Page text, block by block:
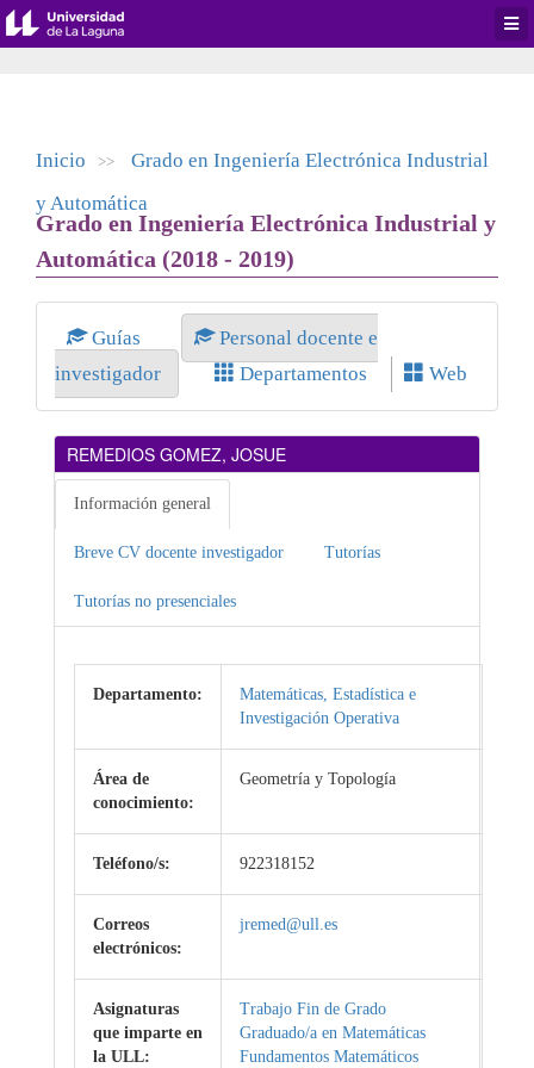
Inicio >>
Grado en Ingeniería Electrónica Industrial
y Automática
Grado en Ingeniería Electrónica Industrial y
Automática (2018 - 2019)
Guías
Personal docente e
investigador
Departamentos Web
REMEDIOS GOMEZ, JOSUE
Información general
Breve CV docente investigador Tutorías
Tutorías no presenciales
Departamento:
Matemáticas, Estadística e
Investigación Operativa
Área de
conocimiento:
Geometría y Topología
Teléfono/s: 922318152
Correos
electrónicos:
jremed@ull.es
Asignaturas
que imparte en
la ULL:
Trabajo Fin de Grado
Graduado/a en Matemáticas
Fundamentos Matemáticos